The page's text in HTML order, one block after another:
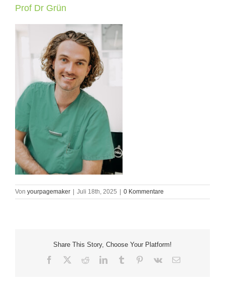
Prof Dr Grün
Von yourpagemaker | Juli 18th, 2025 | 0 Kommentare
Share This Story, Choose Your Platform!
Facebook RedditLinkedInTumblr Pinterest
Vk
E-